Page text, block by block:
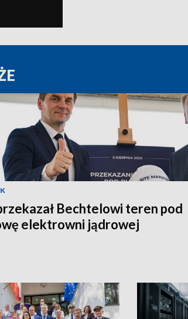
Bechtelowi teren pod
elektrowni jądrowej